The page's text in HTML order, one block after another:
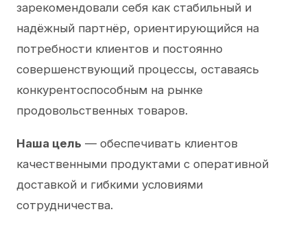
зарекомендовали себя как стабильный и
надёжный партнёр, ориентирующийся на
потребности клиентов и постоянно
совершенствующий процессы, оставаясь
конкурентоспособным на рынке
продовольственных товаров.
Наша цель — обеспечивать клиентов
качественными продуктами с оперативной
доставкой и гибкими условиями
сотрудничества.